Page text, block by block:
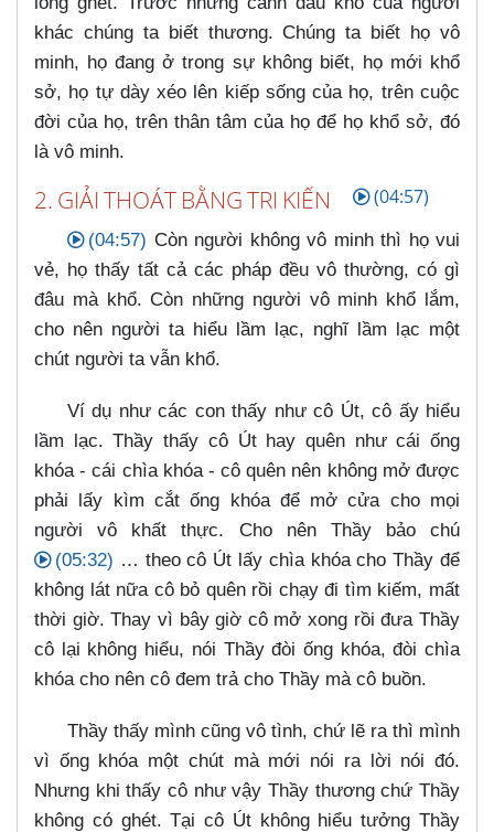
khác chúng ta biết thương. Chúng ta biết họ vô
minh, họ đang ở trong sự không biết, họ mới khổ
sở, họ tự dày xéo lên kiếp sống của họ, trên cuộc
đời của họ, trên thân tâm của họ để họ khổ sở, đó
là vô minh.
2. GIẢI THOÁT BẰNG TRI KIẾN (04:57)
(04:57) Còn người không vô minh thì họ vui
vẻ, họ thấy tất cả các pháp đều vô thường, có gì
đâu mà khổ. Còn những người vô minh khổ lắm,
cho nên người ta hiểu lầm lạc, nghĩ lầm lạc một
chút người ta vẫn khổ.
Ví dụ như các con thấy như cô Út, cô ấy hiểu
lầm lạc. Thầy thấy cô Út hay quên như cái ống
khóa - cái chìa khóa - cô quên nên không mở được
phải lấy kìm cắt ống khóa để mở cửa cho mọi
người vô khất thực. Cho nên Thầy bảo chú
(05:32) …​ theo cô Út lấy chìa khóa cho Thầy để
không lát nữa cô bỏ quên rồi chạy đi tìm kiếm, mất
thời giờ. Thay vì bây giờ cô mở xong rồi đưa Thầy
cô lại không hiểu, nói Thầy đòi ống khóa, đòi chìa
khóa cho nên cô đem trả cho Thầy mà cô buồn.
Thầy thấy mình cũng vô tình, chứ lẽ ra thì mình
vì ống khóa một chút mà mới nói ra lời nói đó.
Nhưng khi thấy cô như vậy Thầy thương chứ Thầy
không có ghét. Tại cô Út không hiểu tưởng Thầy